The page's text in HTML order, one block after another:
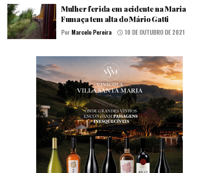
Mulher ferida em acidente na Maria
Fumaça tem alta do Mário Gatti
Por Marcelo Pereira 10 DE OUTUBRO DE 2021